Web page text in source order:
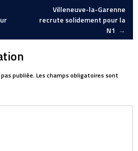
Villeneuve-la-Garenne
recrute solidement pour la
N1 →
publiée. Les champs obligatoires sont